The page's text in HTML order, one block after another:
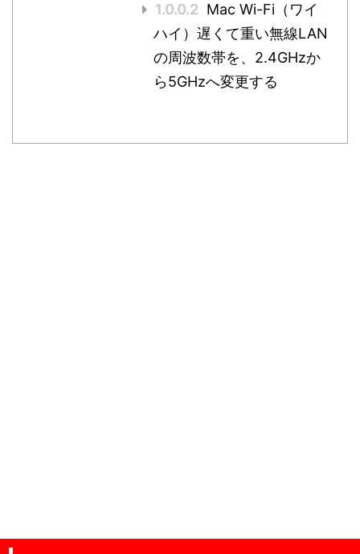
1.0.0.2 Mac Wi-Fi（ワイ
ハイ）遅くて重い無線LAN
の周波数帯を、2.4GHzか
ら5GHzへ変更する